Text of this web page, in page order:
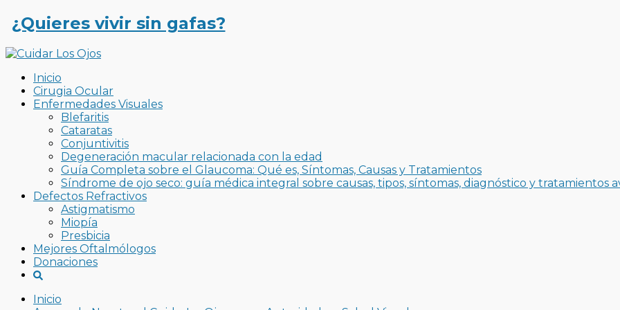
¿Quieres vivir sin gafas?
Inicio
Cirugia Ocular
Enfermedades Visuales
Blefaritis
Cataratas
Conjuntivitis
Degeneración macular relacionada con la edad
Guía Completa sobre el Glaucoma: Qué es, Síntomas, Causas y Tratamientos
Síndrome de ojo seco: guía médica integral sobre causas, tipos, síntomas, diagnóstico y tratamientos
Defectos Refractivos
Astigmatismo
Miopía
Presbicia
Mejores Oftalmólogos
Donaciones
Inicio